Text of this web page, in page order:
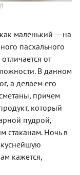
маленький — на
пасхального
от
В данном
а делаем его
причем
который
пудрой,
стаканам. Ночь в
кажется,